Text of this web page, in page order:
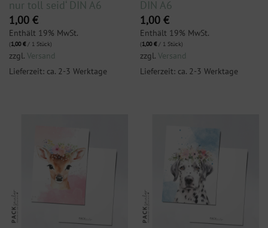
nur toll seid‘ DIN A6
1,00 €
Enthält 19% MwSt.
(1,00€/ 1 Stück)
zzgl. Versand
Lieferzeit: ca. 2-3 Werktage
DIN A6
1,00 €
Enthält 19% MwSt.
(1,00€/ 1 Stück)
zzgl. Versand
Lieferzeit: ca. 2-3 Werktage